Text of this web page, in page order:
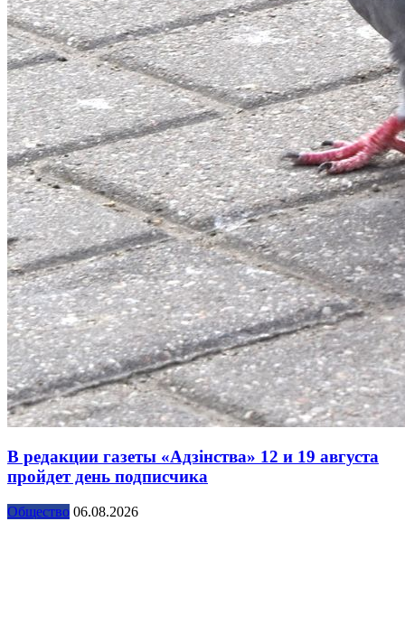
В редакции газеты «Адзінства» 12 и 19 августа
пройдет день подписчика
Общество 06.08.2026